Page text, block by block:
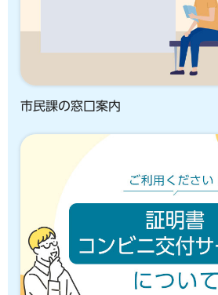
市民課の窓口案内